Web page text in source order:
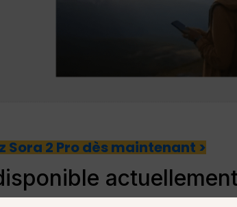
Sora 2 Pro dès maintenant >